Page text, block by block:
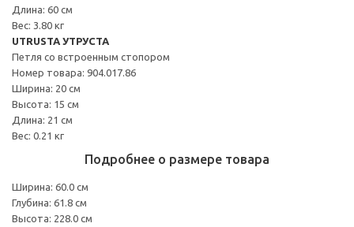
Длина: 60 см
Вес: 3.80 кг
UTRUSTA УТРУСТА
Петля со встроенным стопором
Номер товара: 904.017.86
Ширина: 20 см
Высота: 15 см
Длина: 21 см
Вес: 0.21 кг
Подробнее о размере товара
Ширина: 60.0 см
Глубина: 61.8 см
Высота: 228.0 см